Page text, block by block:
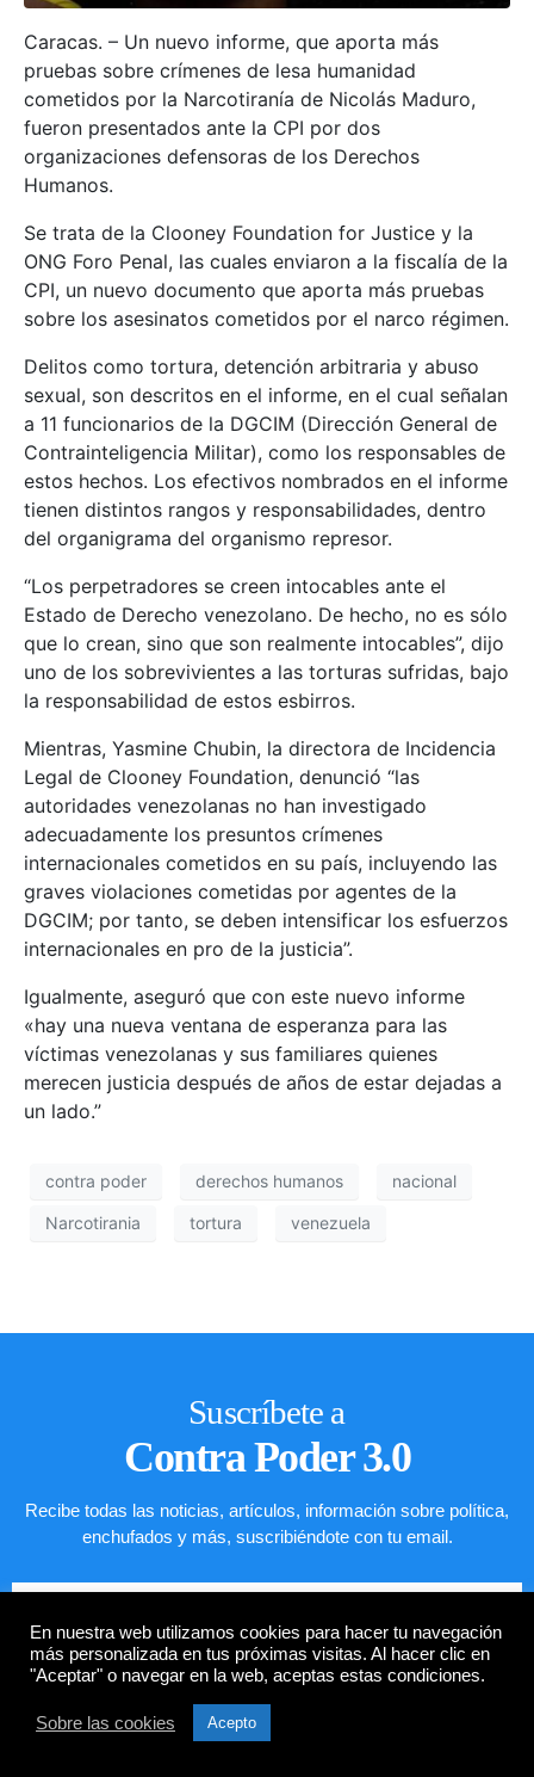
Caracas. – Un nuevo informe, que aporta más
pruebas sobre crímenes de lesa humanidad
cometidos por la Narcotiranía de Nicolás Maduro,
fueron presentados ante la CPI por dos
organizaciones defensoras de los Derechos
Humanos.
Se trata de la Clooney Foundation for Justice y la
ONG Foro Penal, las cuales enviaron a la fiscalía de la
CPI, un nuevo documento que aporta más pruebas
sobre los asesinatos cometidos por el narco régimen.
Delitos como tortura, detención arbitraria y abuso
sexual, son descritos en el informe, en el cual señalan
a 11 funcionarios de la DGCIM (Dirección General de
Contrainteligencia Militar), como los responsables de
estos hechos. Los efectivos nombrados en el informe
tienen distintos rangos y responsabilidades, dentro
del organigrama del organismo represor.
“Los perpetradores se creen intocables ante el
Estado de Derecho venezolano. De hecho, no es sólo
que lo crean, sino que son realmente intocables”, dijo
uno de los sobrevivientes a las torturas sufridas, bajo
la responsabilidad de estos esbirros.
Mientras, Yasmine Chubin, la directora de Incidencia
Legal de Clooney Foundation, denunció “las
autoridades venezolanas no han investigado
adecuadamente los presuntos crímenes
internacionales cometidos en su país, incluyendo las
graves violaciones cometidas por agentes de la
DGCIM; por tanto, se deben intensificar los esfuerzos
internacionales en pro de la justicia”.
Igualmente, aseguró que con este nuevo informe
«hay una nueva ventana de esperanza para las
víctimas venezolanas y sus familiares quienes
merecen justicia después de años de estar dejadas a
un lado.”
contra poder derechos humanos nacional
Narcotirania tortura venezuela
Suscríbete a
Contra Poder 3.0
Recibe todas las noticias, artículos, información sobre política,
enchufados y más, suscribiéndote con tu email.
SUSCRIBIRME
En nuestra web utilizamos cookies para hacer tu navegación
más personalizada en tus próximas visitas. Al hacer clic en
"Aceptar" o navegar en la web, aceptas estas condiciones.
Sobre las cookies Acepto